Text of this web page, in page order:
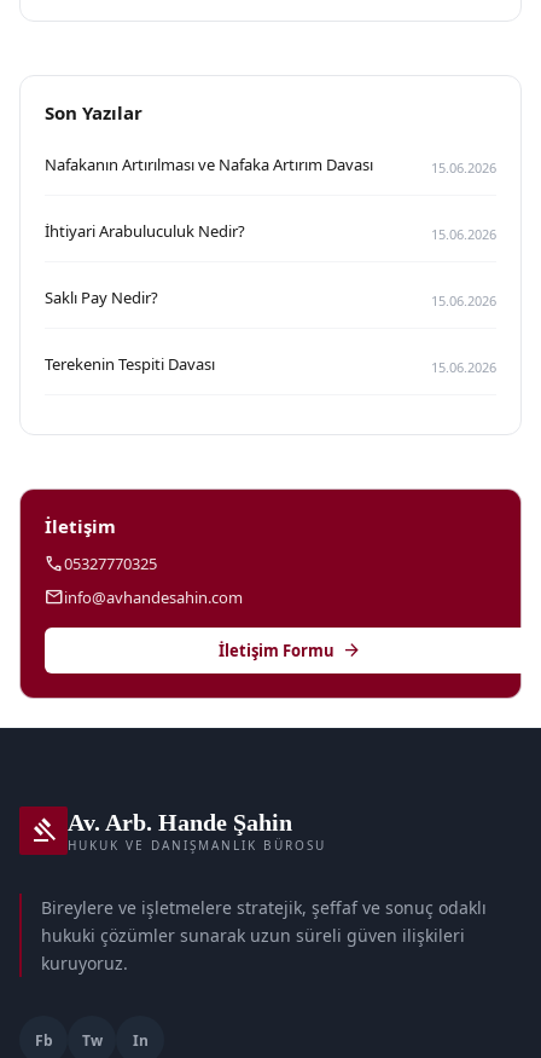
Son Yazılar
Nafakanın Artırılması ve Nafaka Artırım Davası 15.06.2026
İhtiyari Arabuluculuk Nedir? 15.06.2026
Saklı Pay Nedir? 15.06.2026
Terekenin Tespiti Davası 15.06.2026
İletişim
call05327770325
mailinfo@avhandesahin.com
İletişim Formu arrow_forward
gavel Av. Arb. Hande Şahin
HUKUK VE DANIŞMANLIK BÜROSU
Bireylere ve işletmelere stratejik, şeffaf ve sonuç odaklı
hukuki çözümler sunarak uzun süreli güven ilişkileri
kuruyoruz.
Fb Tw In